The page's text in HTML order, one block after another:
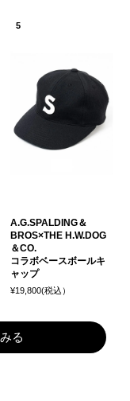
A.G.SPALDING＆
BROS×THE H.W.DOG
＆CO.
コラボベースボールキ
ャップ
¥19,800(税込）
る